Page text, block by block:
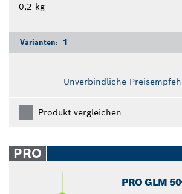
0,2 kg
Varianten: 1
Unverbindliche
Produkt vergleichen
PRO
PRO GLM